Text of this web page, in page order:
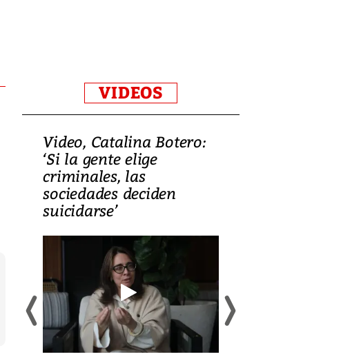
VIDEOS
Video, Catalina Botero:
‘Si la gente elige
criminales, las
sociedades deciden
suicidarse’